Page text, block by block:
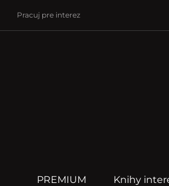
Pracuj pre interez
PREMIUM Knihy